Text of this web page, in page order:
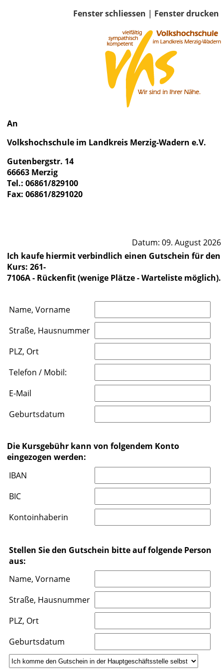
Fenster schliessen | Fenster drucken
An
Volkshochschule im Landkreis Merzig-Wadern e.V.
Gutenbergstr. 14
66663 Merzig
Tel.: 06861/829100
Fax: 06861/8291020
Datum: 09. August 2026
Ich kaufe hiermit verbindlich einen Gutschein für den
Kurs: 261-
7106A - Rückenfit (wenige Plätze - Warteliste möglich).
Name, Vorname
Straße, Hausnummer
PLZ, Ort
Telefon / Mobil:
E-Mail
Geburtsdatum
Die Kursgebühr kann von folgendem Konto
eingezogen werden:
IBAN
BIC
Kontoinhaberin
Stellen Sie den Gutschein bitte auf folgende Person
aus:
Name, Vorname
Straße, Hausnummer
PLZ, Ort
Geburtsdatum